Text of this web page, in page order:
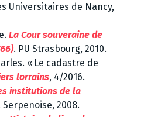
Universitaires de Nancy,
La Cour souveraine de
. PU Strasbourg, 2010.
« Le cadastre de
lorrains, 4/2016.
institutions de la
Serpenoise, 2008.